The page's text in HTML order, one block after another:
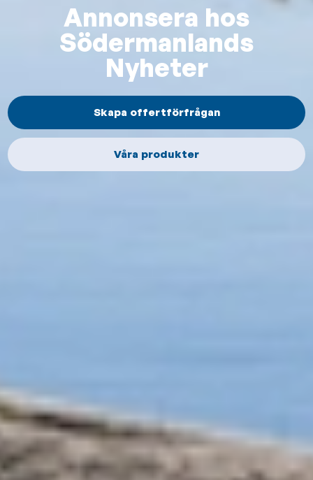
Annonsera hos
Södermanlands
Nyheter
Skapa offertförfrågan
Våra produkter